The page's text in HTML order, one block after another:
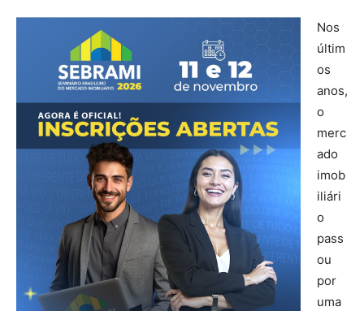
Nos
últim
os
anos,
o
merc
ado
imob
iliári
o
pass
ou
por
uma